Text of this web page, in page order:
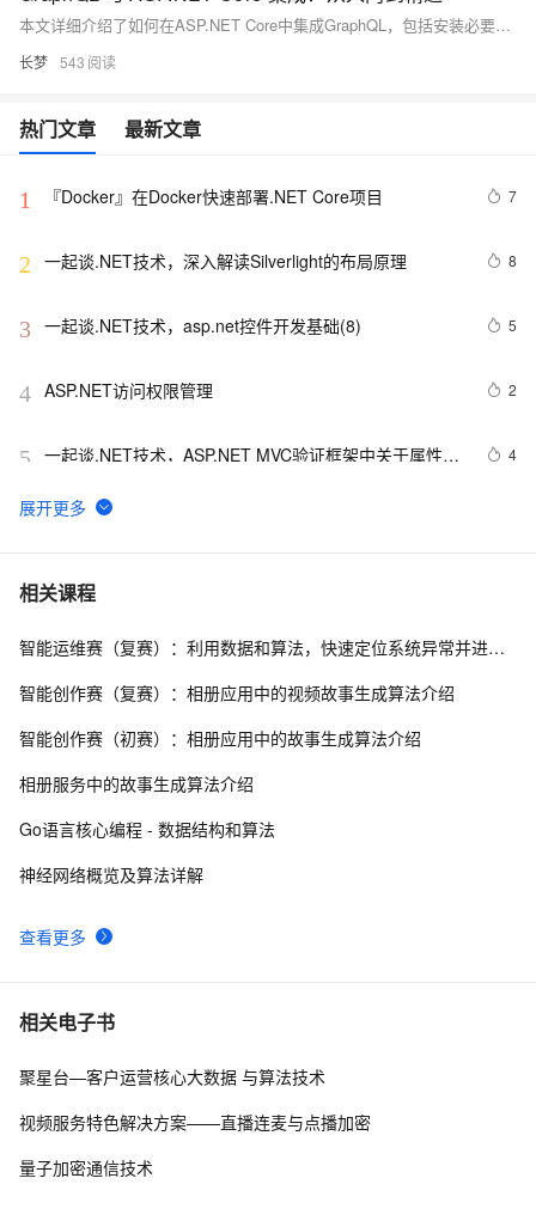
本文详细介绍了如何在ASP.NET Core中集成GraphQL，包括安装必要的NuGet包、创建GraphQL Schema、配置GraphQL服务等步骤。同时，文章还探讨了常见问题及其解决方法，如处理复杂查询、错误处理、性能优化和实现认证授权等，旨在帮助开发者构建灵活且高效的API。
长梦 543
热门文章 最新文章
1 『Docker』在Docker快速部署.NET Core项目 7
2 一起谈.NET技术，深入解读Silverlight的布局原理 8
3 一起谈.NET技术，asp.net控件开发基础(8) 5
4 ASP.NET访问权限管理 2
5 一起谈.NET技术，ASP.NET MVC验证框架中关于属性标
4
6 .NET设计模式（12）：外观模式（Façade Pattern）
7 Net设计模式实例之解释器模式（Interpreter Pattern）
8 Asp.Net MVC5入门学习系列④ 735
10.NET数据库编程求索之路--11.一些思考
相关课程
查看更多
智能运维赛（复赛）：利用数据和算法，快速定位系统异常并进行根因分析
智能创作赛（复赛）：相册应用中的视频故事生成算法介绍
智能创作赛（初赛）：相册应用中的故事生成算法介绍
相册服务中的故事生成算法介绍
Go语言核心编程 - 数据结构和算法
神经网络概览及算法详解
相关电子书
聚星台—客户运营核心大数据 与算法技术
视频服务特色解决方案——直播连麦与点播加密
量子加密通信技术